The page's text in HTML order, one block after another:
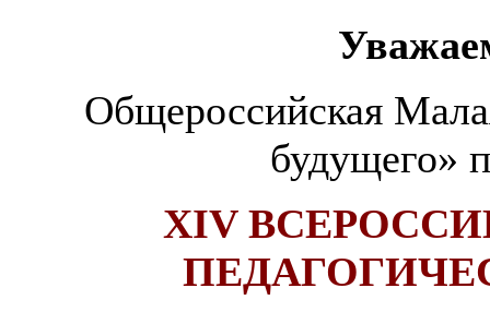
Общероссийская
будущего»
XIV